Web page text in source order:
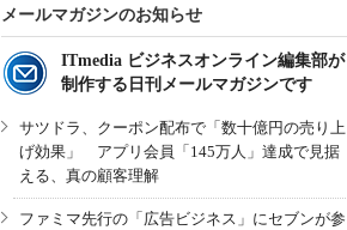
メールマガジンのお知らせ
ITmedia ビジネスオンライン編集部が
制作する日刊メールマガジンです
サツドラ、クーポン配布で「数十億円の売り上
げ効果」 アプリ会員「145万人」達成で見据
える、真の顧客理解
ファミマ先行の「広告ビジネス」にセブンが参